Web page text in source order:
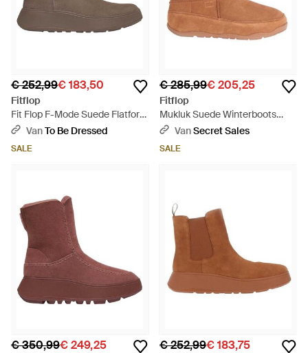
€ 252,99€ 183,50
Fitflop
Fit Flop F-Mode Suede Flatform
Chelsea Laarzen - Bruin
VanTo Be Dressed
SALE
€ 285,99€ 205,25
Fitflop
Mukluk Suede Winterboots
(Tan) - Bruin
VanSecret Sales
SALE
€ 350,99€ 249,25 € 252,99€ 183,75